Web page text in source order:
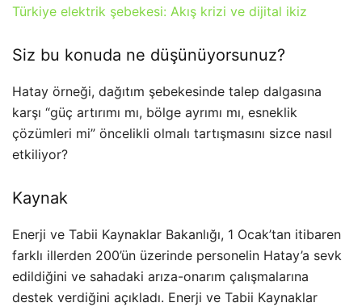
Türkiye elektrik şebekesi: Akış krizi ve dijital ikiz
Siz bu konuda ne düşünüyorsunuz?
Hatay örneği, dağıtım şebekesinde talep dalgasına
karşı “güç artırımı mı, bölge ayrımı mı, esneklik
çözümleri mi” öncelikli olmalı tartışmasını sizce nasıl
etkiliyor?
Kaynak
Enerji ve Tabii Kaynaklar Bakanlığı, 1 Ocak’tan itibaren
farklı illerden 200’ün üzerinde personelin Hatay’a sevk
edildiğini ve sahadaki arıza-onarım çalışmalarına
destek verdiğini açıkladı. Enerji ve Tabii Kaynaklar